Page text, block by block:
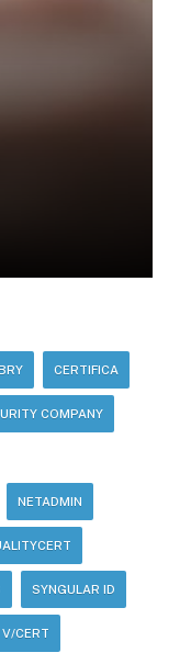
CERTIFICA
COMPANY
NETADMIN
SYNGULAR ID
V/CERT